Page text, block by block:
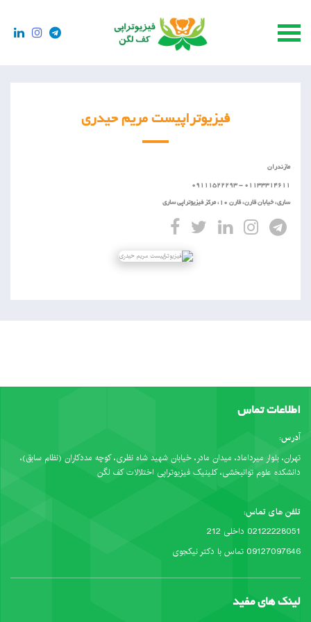
فیزیوتراپیست مریم حیدری
مازندران
01133314611 - 09111522293
ساری، خیابان قارن، قارن 10، مرکز فیزیوتراپی ساری
اطلاعات تماس
آدرس:
تهران، بلوار میرداماد، میدان مادر، خیابان شهید شاه نظری، کوچه مددکاران (نظام سابق)،
دانشکده علوم توانبخشی، کلینیک فیزیوتراپی اختلالات کف لگن
تلفن های تماس:
02122228051 داخلی 212
09127097646 تماس با دکتر نیکجوی
لینک های مفید